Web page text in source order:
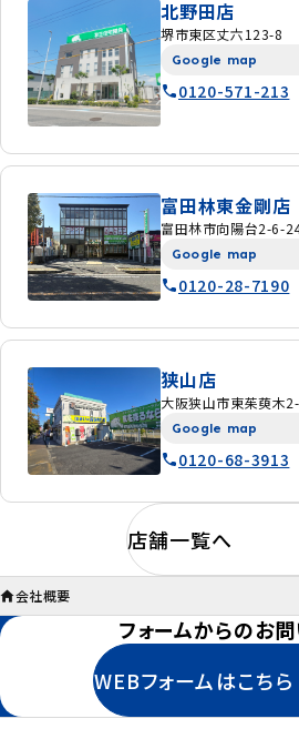
北野田店
堺市東区丈六123-8
Google map
0120-571-213
富田林東金剛店
富田林市向陽台2-6-
Google map
0120-28-7190
狭山店
大阪狭山市東茱萸木
Google map
0120-68-3913
店舗一覧へ
会社概要
フォームからのお
WEBフォームはこちら